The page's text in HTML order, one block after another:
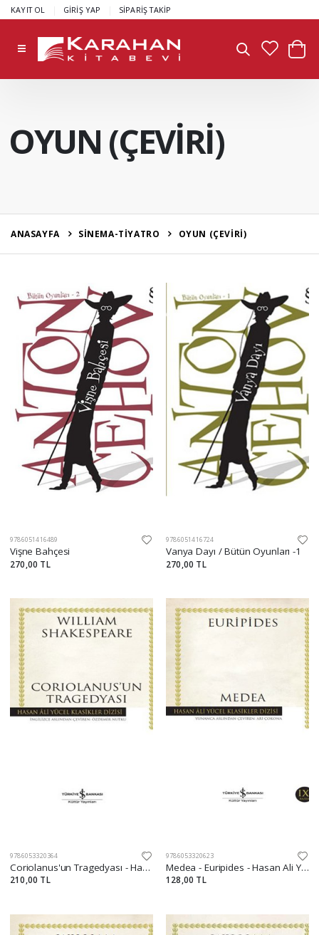
KAYIT OL GİRİŞ YAP SİPARİŞ TAKİP
OYUN (ÇEVİRİ)
ANASAYFA SİNEMA-TİYATRO OYUN (ÇEVİRİ)
9786051416489
Vişne Bahçesi
270,00 TL
9786051416724
Vanya Dayı / Bütün Oyunları -1
270,00 TL
9786053320364
Coriolanus'un Tragedyası - Hasan Ali Yücel Klasikleri
210,00 TL
9786053320623
Medea - Euripides - Hasan Ali Yücel Klasikleri
128,00 TL